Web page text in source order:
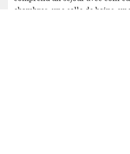
chambres, une salle de bains,